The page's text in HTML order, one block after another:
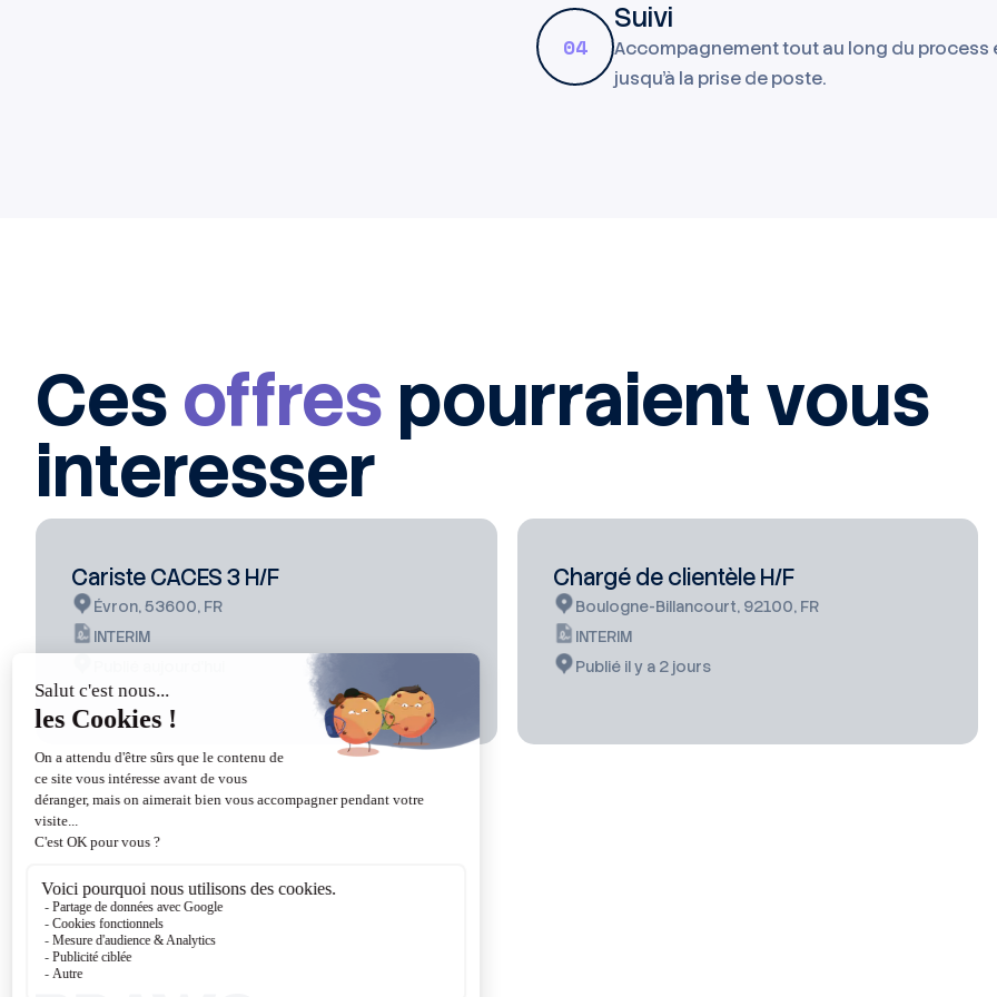
04
Suivi
Accompagnement tout au long du process
jusqu'à la prise de poste.
Cesoffres pourraient vous
interesser
Cariste CACES 3 H/F
Évron, 53600, FR
INTERIM
Chargé de clientèle H/F
Boulogne-Billancourt, 92100, FR
INTERIM
Publié il y a 2 jours